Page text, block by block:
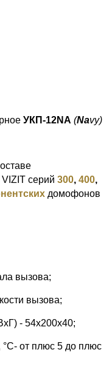
УКП-12NA (Navy)
серий 300, 400,
домофонов
вызова;
вызова;
- 54х200х40;
°C- от плюс 5 до плюс